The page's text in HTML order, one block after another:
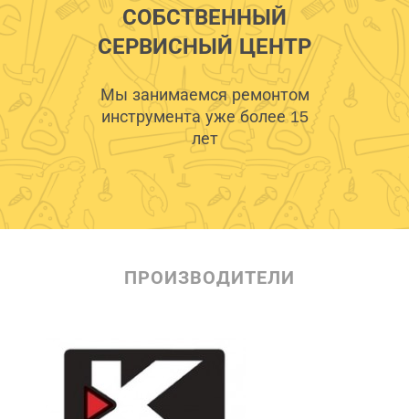
СОБСТВЕННЫЙ
СЕРВИСНЫЙ ЦЕНТР
Мы занимаемся ремонтом
инструмента уже более 15
лет
ПРОИЗВОДИТЕЛИ